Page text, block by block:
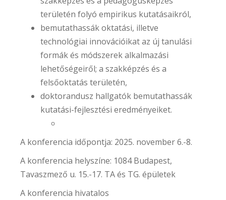
területén folyó empirikus kutatásaikról,
bemutathassák oktatási, illetve
technológiai innovációikat az új tanulási
formák és módszerek alkalmazási
lehetőségeiről; a szakképzés és a
felsőoktatás területén,
doktorandusz hallgatók bemutathassák
kutatási-fejlesztési eredményeiket.
A konferencia időpontja: 2025. november 6.-8.
A konferencia helyszíne: 1084 Budapest,
Tavaszmező u. 15.-17. TA és TG. épületek
A konferencia hivatalos